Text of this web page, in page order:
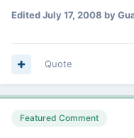
EditedJuly 17, 2008 by
Quote
Featured Comment